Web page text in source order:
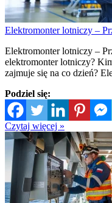
Elektromonter lotniczy –
Elektromonter lotniczy –
elektromonter lotniczy?
zajmuje się na co dzień?
Podziel się:
Czytaj więcej »